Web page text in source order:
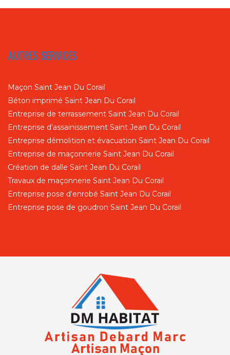
AUTRES SERVICES
Maçon Saint Jean Du Corail
Béton imprimé Saint Jean Du Corail
Entreprise de terrassement Saint Jean Du Corail
Entreprise d'assainissement Saint Jean Du Corail
Entreprise démolition et évacuation Saint Jean Du Corail
Entreprise de maçonnerie Saint Jean Du Corail
Création de dalle Saint Jean Du Corail
Travaux de maçonnerie Saint Jean Du Corail
Entreprise pose d'enrobé Saint Jean Du Corail
Entreprise pose de goudron Saint Jean Du Corail